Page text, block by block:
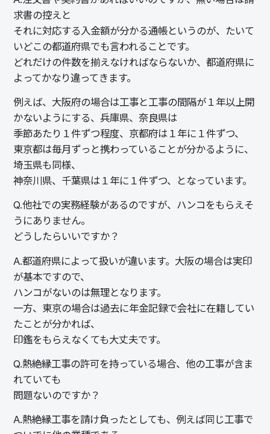
求書の控えと
それに対応する入金額が分かる通帳というのが、たいて
いどこの都道府県でも言われることです。
どれだけの件数を揃えなければならないか、都道府県に
よってかなり違ってきます。
例えば、大阪府の場合は工事と工事の間隔が１年以上開
かないようにする、兵庫県、奈良県は
季節あたり１件ずつ程度、京都府は１年に１件ずつ、
東京都は毎月ずっと携わっていることが分かるように、
埼玉県も同様、
神奈川県、千葉県は１年に１件ずつ、となっています。
Q.他社での実務経験があるのですが、ハンコをもらえそ
うにありません。
どうしたらいいですか？
A.都道府県によって扱いが違います。大阪の場合は実印
が基本ですので、
ハンコがないのは無理となります。
一方、東京の場合は過去に年金記録で会社に在籍してい
たことが分かれば、
印鑑をもらえなくても大丈夫です。
Q.熱絶縁工事の許可を持っている場合、他の工事が含ま
れていても
問題ないのですか？
A.熱絶縁工事を請け負ったとしても、例えば同じ工事で